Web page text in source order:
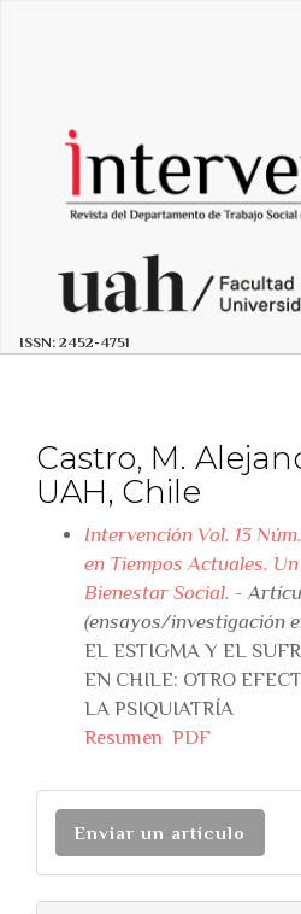
ISSN: 2452-4751
Castro, M.
UAH, Chile
Intervención Vol. 13
en Tiempos Actuales.
Bienestar Social. -
(ensayos/investigación
EL ESTIGMA Y EL
EN CHILE: OTRO
LA PSIQUIATRÍA
Resumen PDF
Enviar un artículo